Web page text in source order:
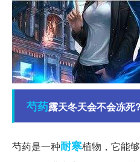
芍药露天冬天会不会冻死?
芍药是一种耐寒植物，它能